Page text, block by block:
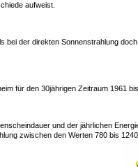
aufweist.
der direkten Sonnenstrahlung
für den 30jährigen Zeitraum 1961
und der jährlichen
zwischen den Werten 780 bis